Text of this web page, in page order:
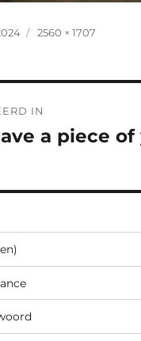
Volledige
2560 × 1707
IN
a piece